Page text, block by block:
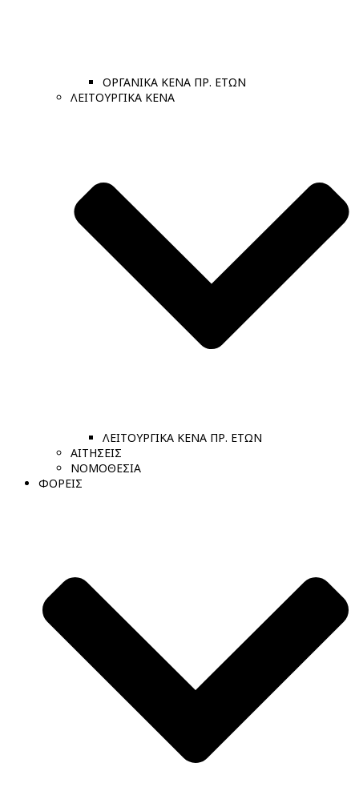
ΟΡΓΑΝΙΚΑ ΚΕΝΑ ΠΡ. ΕΤΩΝ
ΛΕΙΤΟΥΡΓΙΚΑ ΚΕΝΑ
ΛΕΙΤΟΥΡΓΙΚΑ ΚΕΝΑ ΠΡ. ΕΤΩΝ
ΑΙΤΗΣΕΙΣ
ΝΟΜΟΘΕΣΙΑ
ΦΟΡΕΙΣ